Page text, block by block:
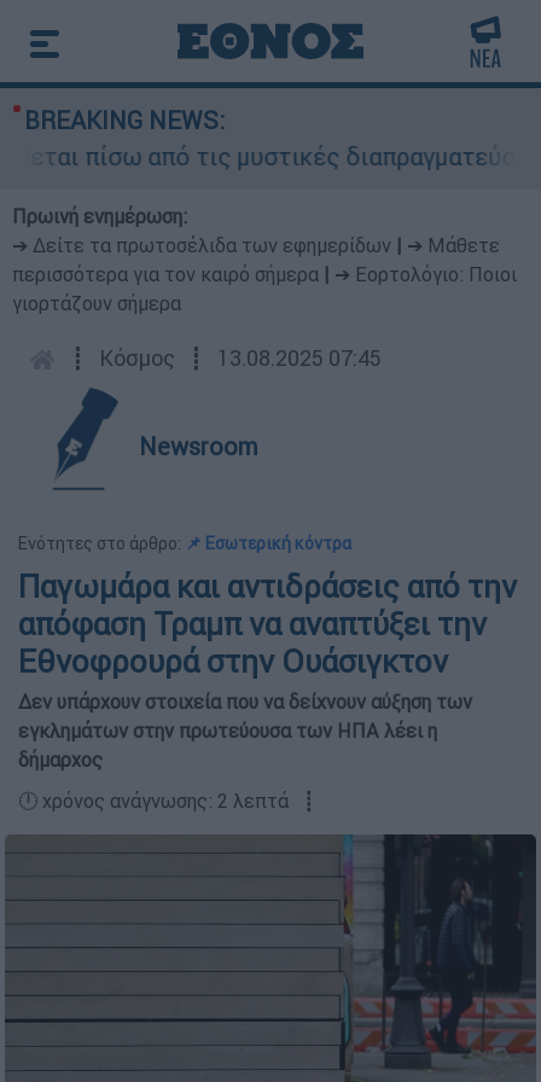
BREAKING NEWS:
πίσω από τις μυστικές διαπραγματεύσεις
Πρωινή ενημέρωση:
➔ Δείτε τα πρωτοσέλιδα των εφημερίδων
➔ Μάθετε
περισσότερα για τον καιρό σήμερα
➔ Εορτολόγιο: Ποιοι
γιορτάζουν σήμερα
┋ Κόσμος ┋ 13.08.2025 07:45
Newsroom
Ενότητες στο άρθρο: 📌 Εσωτερική κόντρα
Παγωμάρα και αντιδράσεις από την
απόφαση Τραμπ να αναπτύξει την
Εθνοφρουρά στην Ουάσιγκτον
Δεν υπάρχουν στοιχεία που να δείχνουν αύξηση των
εγκλημάτων στην πρωτεύουσα των ΗΠΑ λέει η
δήμαρχος
🕛 χρόνος ανάγνωσης: 2 λεπτά ┋